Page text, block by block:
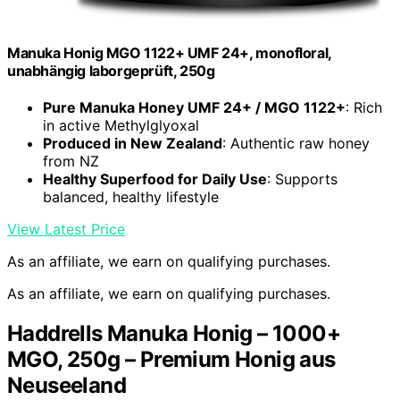
Manuka Honig MGO 1122+ UMF 24+, monofloral,
unabhängig laborgeprüft, 250g
Pure Manuka Honey UMF 24+ / MGO 1122+: Rich
in active Methylglyoxal
Produced in New Zealand: Authentic raw honey
from NZ
Healthy Superfood for Daily Use: Supports
balanced, healthy lifestyle
View Latest Price
As an affiliate, we earn on qualifying purchases.
As an affiliate, we earn on qualifying purchases.
Haddrells Manuka Honig – 1000+
MGO, 250g – Premium Honig aus
Neuseeland